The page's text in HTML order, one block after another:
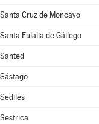
Santa Cruz de Moncayo
Santa Eulalia de Gállego
Santed
Sástago
Sediles
Sestrica